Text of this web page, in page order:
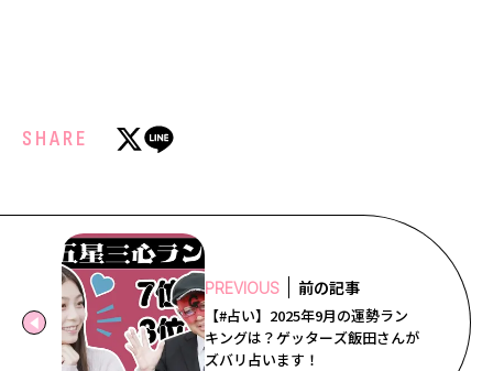
SHARE
PREVIOUS 前の記事
【#占い】2025年9月の運勢ラン
キングは？ゲッターズ飯田さんが
ズバリ占います！